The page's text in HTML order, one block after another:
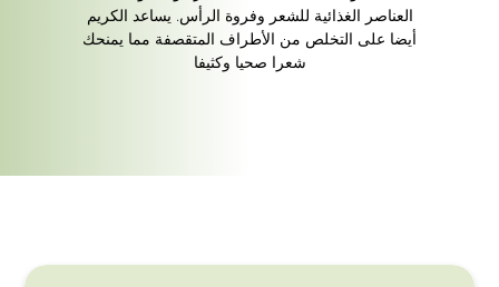
العناصر الغذائية للشعر وفروة الرأس. يساعد الكريم
أيضا على التخلص من الأطراف المتقصفة مما يمنحك
شعرا صحيا وكثيفا